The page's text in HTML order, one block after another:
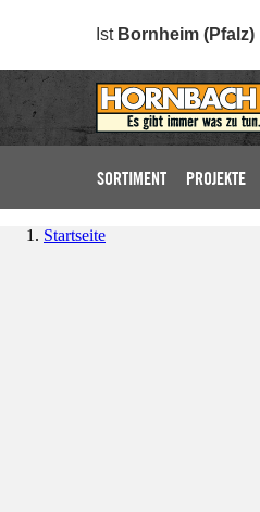
Ist Bornheim (Pfalz)
SORTIMENT PROJEKTE
Startseite